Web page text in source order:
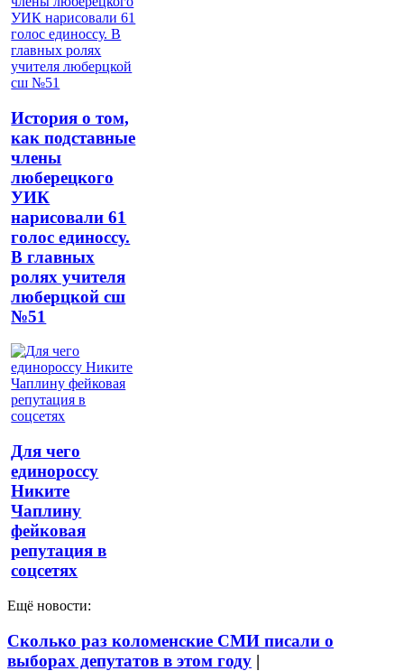
История о том,
как подставные
члены
люберецкого
УИК
нарисовали 61
голос единоссу.
В главных
ролях учителя
люберцкой сш
№51
Для чего
единороссу
Никите
Чаплину
фейковая
репутация в
соцсетях
Ещё новости:
Сколько раз коломенские СМИ писали о
выборах депутатов в этом году |